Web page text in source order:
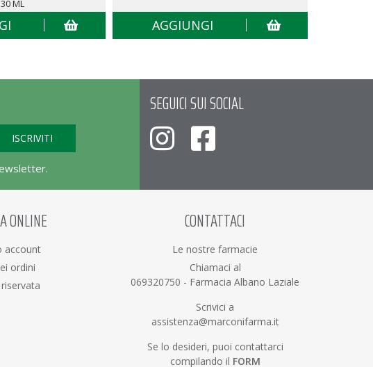
ML
AGGIUNGI
SEGUICI SUI SOCIAL
ONLINE
account
ordini
CONTATTACI
Le nostre farmacie
Chiamaci al
069320750 - Farmacia Albano Laziale
Scrivici a
assistenza@marconifarma.it
Se lo desideri, puoi contattarci
compilando il FORM